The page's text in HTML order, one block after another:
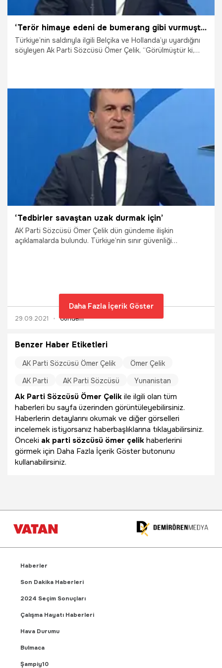
‘Terör himaye edeni de bumerang gibi vurmuştur’
Türkiye’nin saldırıyla ilgili Belçika ve Hollanda’yı uyardığını
söyleyen Ak Parti Sözcüsü Ömer Çelik, “Görülmüştür ki,
‘Tedbirler savaştan uzak durmak için’
AK Parti Sözcüsü Ömer Çelik dün gündeme ilişkin
açıklamalarda bulundu. Türkiye’nin sınır güvenliği
29.09.2021 Gündem
Daha Fazla İçerik Göster
Benzer Haber Etiketleri
AK Parti Sözcüsü Ömer Çelik
Ömer Çelik
AK Parti
AK Parti Sözcüsü Yunanistan
Ak Parti Sözcüsü Ömer Çelik ile ilgili olan tüm
haberleri bu sayfa üzerinden görüntüleyebilirsiniz.
Haberlerin detaylarını okumak ve diğer görselleri
incelemek istiyorsanız haberbaşlıklarına tıklayabilirsiniz.
Önceki ak parti sözcüsü ömer çelik haberlerini
görmek için Daha Fazla İçerik Göster butonunu
kullanabilirsiniz.
Haberler
Son Dakika Haberleri
2024 Seçim Sonuçları
Çalışma Hayatı Haberleri
Hava Durumu
Bulmaca
Şampiy10